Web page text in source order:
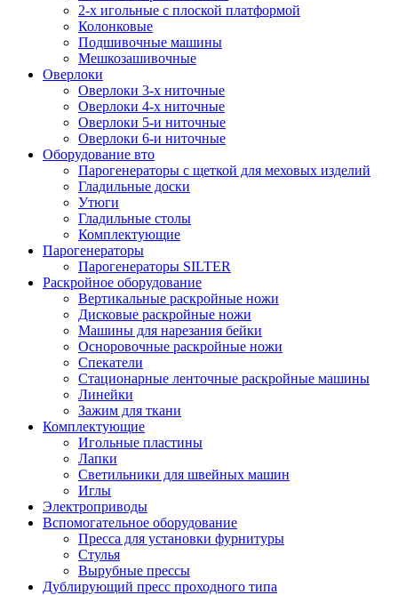
2-х игольные с плоской платформой
Колонковые
Подшивочные машины
Мешкозашивочные
Оверлоки
Оверлоки 3-х ниточные
Оверлоки 4-х ниточные
Оверлоки 5-и ниточные
Оверлоки 6-и ниточные
Оборудование вто
Парогенераторы с щеткой для меховых изделий
Гладильные доски
Утюги
Гладильные столы
Комплектующие
Парогенераторы
Парогенераторы SILTER
Раскройное оборудование
Вертикальные раскройные ножи
Дисковые раскройные ножи
Машины для нарезания бейки
Осноровочные раскройные ножи
Спекатели
Стационарные ленточные раскройные машины
Линейки
Зажим для ткани
Комплектующие
Игольные пластины
Лапки
Светильники для швейных машин
Иглы
Электроприводы
Вспомогательное оборудование
Пресса для установки фурнитуры
Стулья
Вырубные прессы
Дублирующий пресс проходного типа